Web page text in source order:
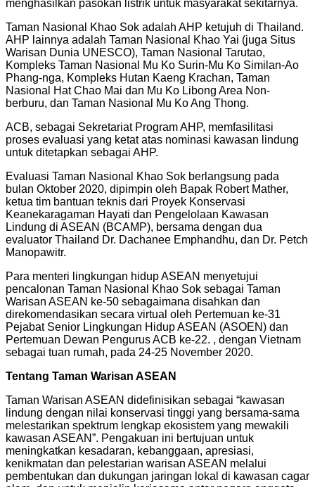
menghasilkan pasokan listrik untuk masyarakat sekitarnya.
Taman Nasional Khao Sok adalah AHP ketujuh di Thailand.
AHP lainnya adalah Taman Nasional Khao Yai (juga Situs
Warisan Dunia UNESCO), Taman Nasional Tarutao,
Kompleks Taman Nasional Mu Ko Surin-Mu Ko Similan-Ao
Phang-nga, Kompleks Hutan Kaeng Krachan, Taman
Nasional Hat Chao Mai dan Mu Ko Libong Area Non-
berburu, dan Taman Nasional Mu Ko Ang Thong.
ACB, sebagai Sekretariat Program AHP, memfasilitasi
proses evaluasi yang ketat atas nominasi kawasan lindung
untuk ditetapkan sebagai AHP.
Evaluasi Taman Nasional Khao Sok berlangsung pada
bulan Oktober 2020, dipimpin oleh Bapak Robert Mather,
ketua tim bantuan teknis dari Proyek Konservasi
Keanekaragaman Hayati dan Pengelolaan Kawasan
Lindung di ASEAN (BCAMP), bersama dengan dua
evaluator Thailand Dr. Dachanee Emphandhu, dan Dr. Petch
Manopawitr.
Para menteri lingkungan hidup ASEAN menyetujui
pencalonan Taman Nasional Khao Sok sebagai Taman
Warisan ASEAN ke-50 sebagaimana disahkan dan
direkomendasikan secara virtual oleh Pertemuan ke-31
Pejabat Senior Lingkungan Hidup ASEAN (ASOEN) dan
Pertemuan Dewan Pengurus ACB ke-22. , dengan Vietnam
sebagai tuan rumah, pada 24-25 November 2020.
Tentang Taman Warisan ASEAN
Taman Warisan ASEAN didefinisikan sebagai “kawasan
lindung dengan nilai konservasi tinggi yang bersama-sama
melestarikan spektrum lengkap ekosistem yang mewakili
kawasan ASEAN”. Pengakuan ini bertujuan untuk
meningkatkan kesadaran, kebanggaan, apresiasi,
kenikmatan dan pelestarian warisan ASEAN melalui
pembentukan dan dukungan jaringan lokal di kawasan cagar